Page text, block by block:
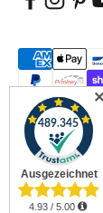
© 2026,
reserved.
✕